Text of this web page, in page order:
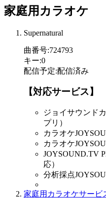
家庭用カラオケ
Supernatural
曲番号:724793
キー:0
配信予定:配信済み
【対応サービス】
ジョイサウンド
プリ）
カラオケ
カラオケ
JOYSOUND.TV
応）
分析採点
家庭用カラオケサービ